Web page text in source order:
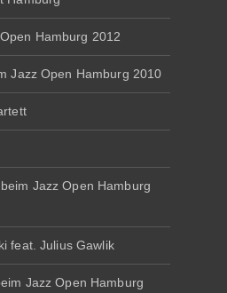
Hamburg 2012
Jazz Open Hamburg 2010
Jazz Open Hamburg
feat. Julius Gawlik
Jazz Open Hamburg